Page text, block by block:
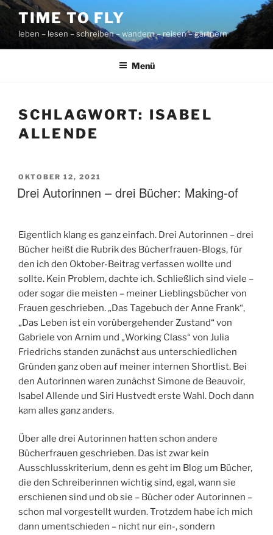
Zum
Inhalt
springen
TIME TO FLY
leben – lesen – schreiben – wandern – reisen – gärtnern
Menü
SCHLAGWORT: ISABEL
ALLENDE
VERÖFFENTLICHT
AM
OKTOBER 12, 2021
Drei Autorinnen – drei Bücher: Making-of
Eigentlich klang es ganz einfach. Drei Autorinnen – drei
Bücher heißt die Rubrik des Bücherfrauen-Blogs, für
den ich den Oktober-Beitrag verfassen wollte und
sollte. Kein Problem, dachte ich. Schließlich sind viele –
oder sogar die meisten – meiner Lieblingsbücher von
Frauen geschrieben. „Das Tagebuch der Anne Frank“,
„Das Leben ist ein vorübergehender Zustand“ von
Gabriele von Arnim und „Working Class“ von Julia
Friedrichs standen zunächst aus unterschiedlichen
Gründen ganz oben auf meiner internen Shortlist. Bei
den Autorinnen waren zunächst Simone de Beauvoir,
Isabel Allende und Siri Hustvedt erste Wahl. Doch dann
kam alles ganz anders.
Über alle drei Autorinnen hatten schon andere
Bücherfrauen geschrieben. Das ist zwar kein
Ausschlusskriterium, denn es geht im Blog um Bücher,
die den Schreiberinnen wichtig sind, egal, wann sie
erschienen sind und ob sie – Bücher oder Autorinnen –
schon mal vorgestellt wurden. Trotzdem habe ich mich
dann umentschieden – nicht nur ein-, sondern